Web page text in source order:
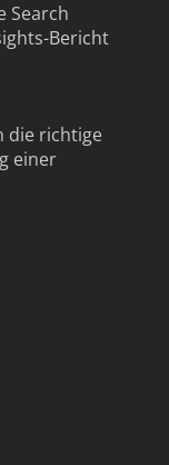
Search
Bericht
die richtige
einer